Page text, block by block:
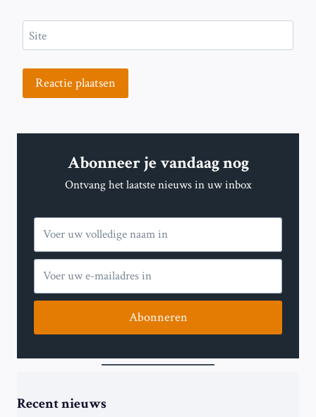
Site
Abonneer je vandaag nog
Ontvang het laatste nieuws in uw inbox
Abonneren
Recent nieuws